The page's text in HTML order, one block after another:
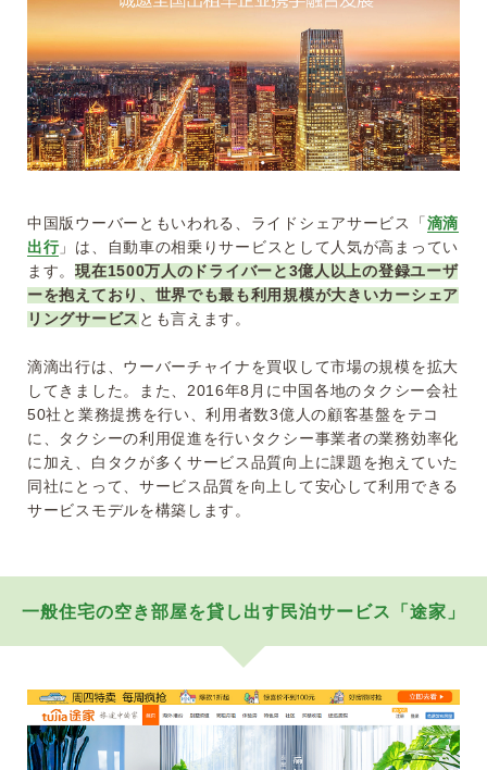
中国版ウーバーともいわれる、ライドシェアサービス「滴滴
出行」は、自動車の相乗りサービスとして人気が高まってい
ます。現在1500万人のドライバーと3億人以上の登録ユーザ
ーを抱えており、世界でも最も利用規模が大きいカーシェア
リングサービス とも言えます。
滴滴出行は、ウーバーチャイナを買収して市場の規模を拡大
してきました。また、2016年8月に中国各地のタクシー会社
50社と業務提携を行い、利用者数3億人の顧客基盤をテコ
に、タクシーの利用促進を行いタクシー事業者の業務効率化
に加え、白タクが多くサービス品質向上に課題を抱えていた
同社にとって、サービス品質を向上して安心して利用できる
サービスモデルを構築します。
一般住宅の空き部屋を貸し出す民泊サービス「途家」